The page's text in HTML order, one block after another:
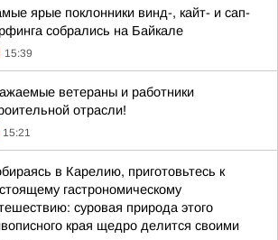
ярые поклонники винд-, кайт- и сап-
собрались на Байкале
15:39
ветераны и работники
отрасли!
15:21
в Карелию, приготовьтесь к
гастрономическому
суровая природа этого
края щедро делится своими